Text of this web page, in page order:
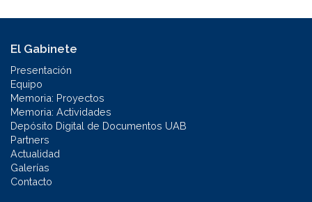
El Gabinete
Presentación
Equipo
Memoria: Proyectos
Memoria: Actividades
Depósito Digital de Documentos UAB
Partners
Actualidad
Galerías
Contacto